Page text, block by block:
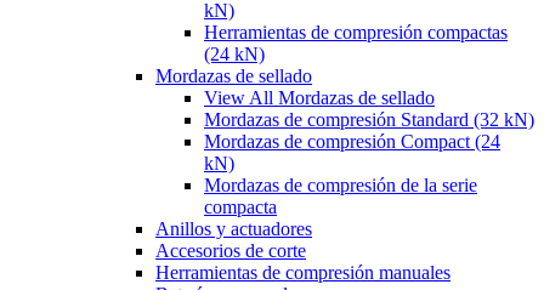
kN)
Herramientas de compresión compactas
(24 kN)
Mordazas de sellado
View All Mordazas de sellado
Mordazas de compresión Standard (32 kN)
Mordazas de compresión Compact (24
kN)
Mordazas de compresión de la serie
compacta
Anillos y actuadores
Accesorios de corte
Herramientas de compresión manuales